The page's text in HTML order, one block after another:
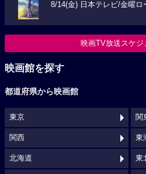
8/14(金) 日本テレビ/金曜
映画TV放送スケジ
映画館を探す
都道府県から映画館
東京 関
関西 東
北海道 東